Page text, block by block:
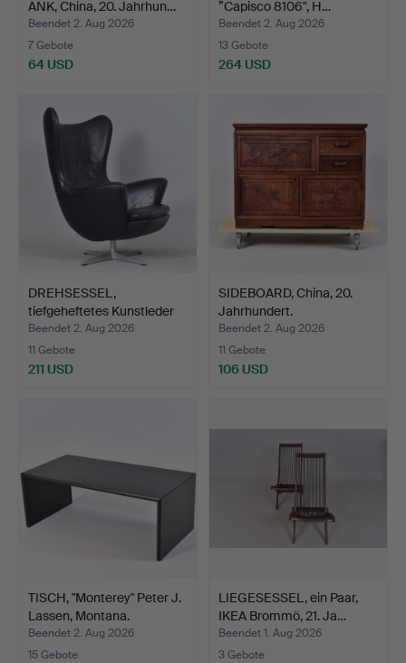
ANK, China, 20. Jahrhun…
Beendet 2. Aug 2026
7 Gebote
64 USD
”Capisco 8106", H…
Beendet 2. Aug 2026
13 Gebote
264 USD
DREHSESSEL,
tiefgeheftetes Kunstleder
auf …
Beendet 2. Aug 2026
11 Gebote
211 USD
SIDEBOARD, China, 20.
Jahrhundert.
Beendet 2. Aug 2026
11 Gebote
106 USD
TISCH, "Monterey" Peter J.
Lassen, Montana.
Beendet 2. Aug 2026
15 Gebote
LIEGESESSEL, ein Paar,
IKEA Brommö, 21. Ja…
Beendet 1. Aug 2026
3 Gebote